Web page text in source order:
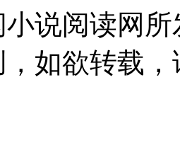
说阅读网
如欲转载